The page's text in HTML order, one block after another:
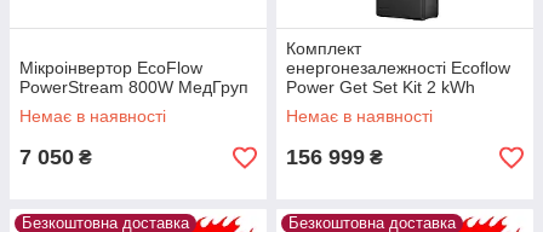
Мікроінвертор EcoFlow
PowerStream 800W МедГруп
Немає в наявності
7 050 ₴
Комплект
енергонезалежності Ecoflow
Power Get Set Kit 2 kWh
Немає в наявності
156 999 ₴
Безкоштовна доставка Безкоштовна доставка